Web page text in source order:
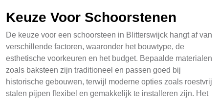
Keuze Voor Schoorstenen
De keuze voor een schoorsteen in Blitterswijck hangt af van
verschillende factoren, waaronder het bouwtype, de
esthetische voorkeuren en het budget. Bepaalde materialen
zoals baksteen zijn traditioneel en passen goed bij
historische gebouwen, terwijl moderne opties zoals roestvrij
stalen pijpen flexibel en gemakkelijk te installeren zijn. Het